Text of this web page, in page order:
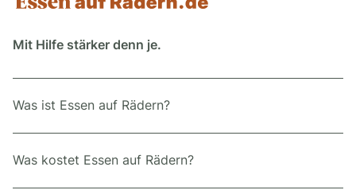
Mit Hilfe stärker denn je.
Was ist Essen auf Rädern?
Was kostet Essen auf Rädern?